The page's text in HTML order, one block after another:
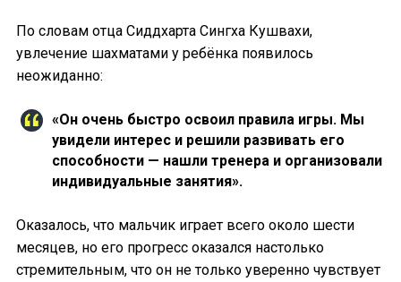
По словам отца Сиддхарта Сингха Кушвахи,
увлечение шахматами у ребёнка появилось
неожиданно:
«Он очень быстро освоил правила игры. Мы
увидели интерес и решили развивать его
способности — нашли тренера и организовали
индивидуальные занятия».
Оказалось, что мальчик играет всего около шести
месяцев, но его прогресс оказался настолько
стремительным, что он не только уверенно чувствует